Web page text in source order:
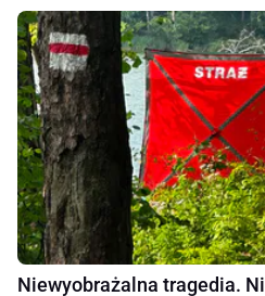
Niewyobrażalna tragedia.